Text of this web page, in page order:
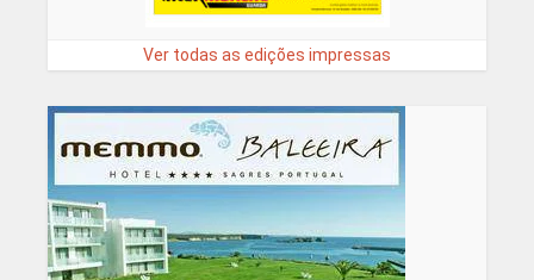
Ver todas as edições impressas